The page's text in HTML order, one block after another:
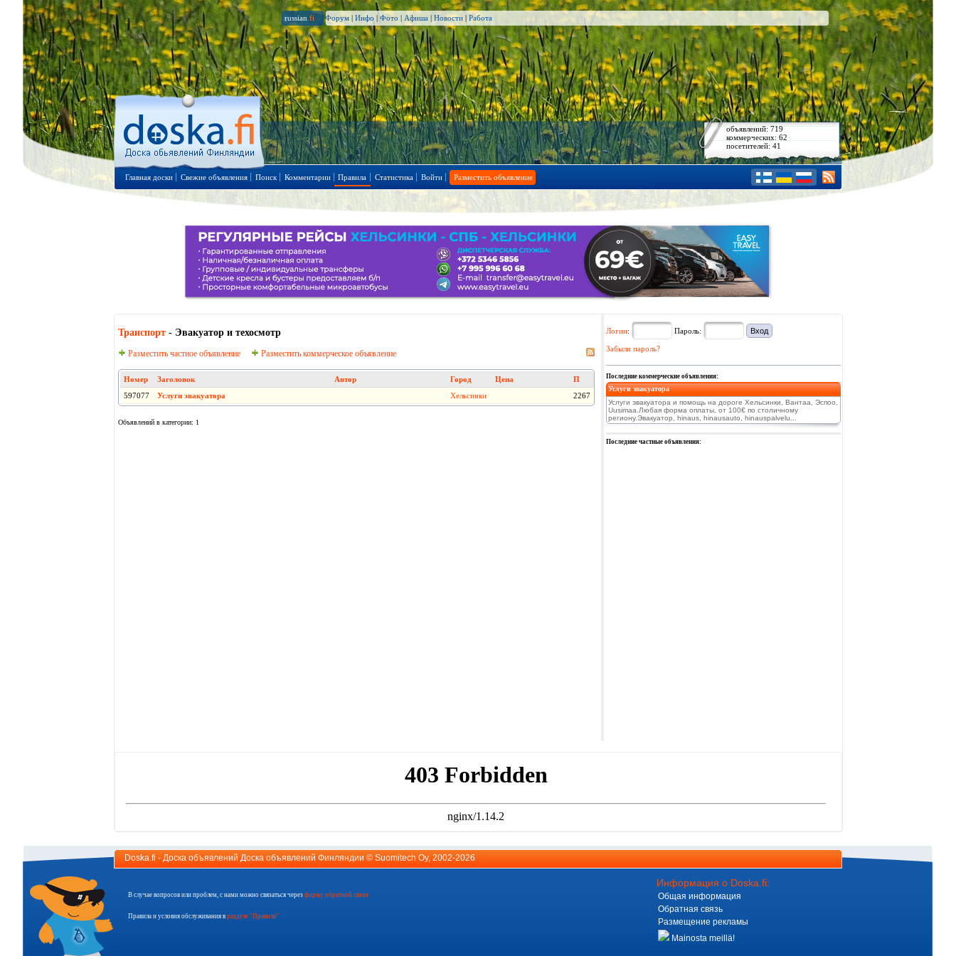
russian .fi Форум | Инфо | Фото | Афиша | Новости | Работа
объявлений: 719
коммерческих: 62
посетителей: 41
Главная доски Свежие объявления Поиск Комментарии Правила Статистика Войти Разместить объявление
Транспорт- Эвакуатор и техосмотр
Разместить частное объявление Разместить коммерческое объявление
Номер Заголовок Автор Город Цена
П
597077
Услуги эвакуатора Хельсинки 2267
Объявлений в категории: 1
Логин: Пароль:
Забыли пароль?
Последние коммерческие объявления:
Услуги эвакуатора
Услуги эвакуатора и помощь на дороге Хельсинки, Вантаа, Эспоо,
Uusimaa.Любая форма оплаты, от 100€ по столичному
региону.Эвакуатор, hinaus, hinausauto, hinauspalvelu...
Последние частные объявления:
Doska.fi - Доска объявлений Доска объявлений Финляндии © Suomitech Oy, 2002-2026
В случае вопросов или проблем, с нами можно связаться через форму обратной связи
Правила и условия обслуживания в разделе "Правила"
Информация о Doska.fi:
Общая информация
Обратная связь
Размещение рекламы
Mainosta meillä!